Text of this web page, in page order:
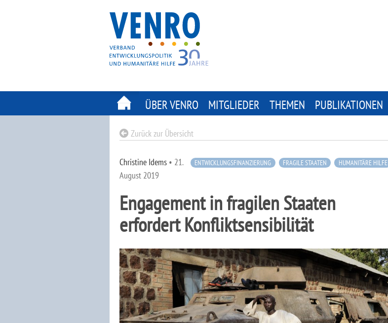
ÜBER VENRO MITGLIEDER THEMEN PUBLIKATIONEN
Zurück zur Übersicht
ENTWICKLUNGSFINANZIERUNG FRAGILE STAATEN HUMANITÄRE HILFE
Christine Idems • 21.
August 2019
Engagement in fragilen Staaten
erfordert Konfliktsensibilität